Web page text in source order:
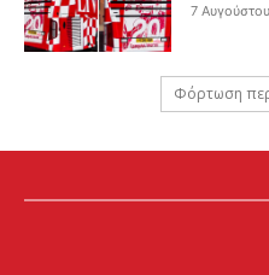
7
Φόρτωση